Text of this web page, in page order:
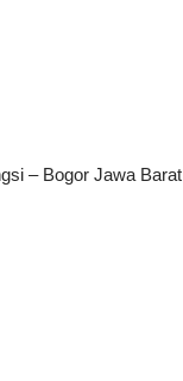
– Bogor Jawa Barat